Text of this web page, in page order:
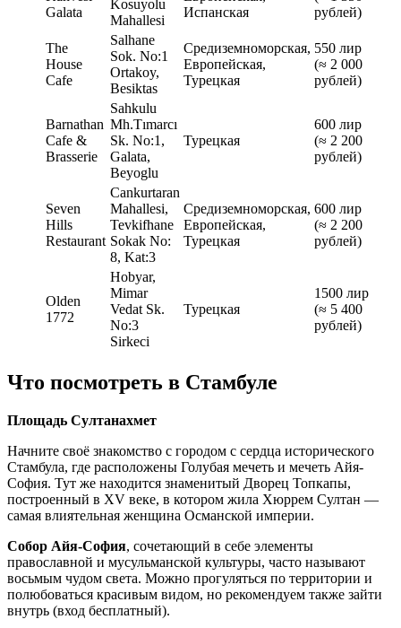
Galata
Kosuyolu
Mahallesi
Испанская
рублей)
The
House
Cafe
Salhane
Sok. No:1
Ortakoy,
Besiktas
Средиземноморская,
Европейская,
Турецкая
550 лир
(≈ 2 000
рублей)
Barnathan
Cafe &
Brasserie
Sahkulu
Mh.Tımarcı
Sk. No:1,
Galata,
Beyoglu
Турецкая
600 лир
(≈ 2 200
рублей)
Seven
Hills
Restaurant
Cankurtaran
Mahallesi,
Tevkifhane
Sokak No:
8, Kat:3
Средиземноморская,
Европейская,
Турецкая
600 лир
(≈ 2 200
рублей)
Olden
1772
Hobyar,
Mimar
Vedat Sk.
No:3
Sirkeci
Турецкая
1500 лир
(≈ 5 400
рублей)
Что посмотреть в Стамбуле
Площадь Султанахмет
Начните своё знакомство с городом с сердца исторического
Стамбула, где расположены Голубая мечеть и мечеть Айя-
София. Тут же находится знаменитый Дворец Топкапы,
построенный в XV веке, в котором жила Хюррем Султан —
самая влиятельная женщина Османской империи.
Собор Айя-София, сочетающий в себе элементы
православной и мусульманской культуры, часто называют
восьмым чудом света. Можно прогуляться по территории и
полюбоваться красивым видом, но рекомендуем также зайти
внутрь (вход бесплатный).